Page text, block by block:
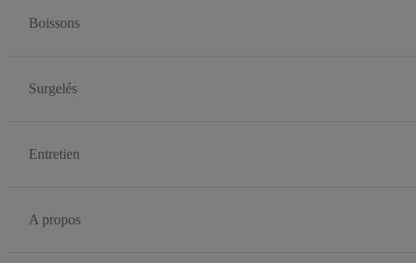
Boissons
Surgelés
Entretien
A propos